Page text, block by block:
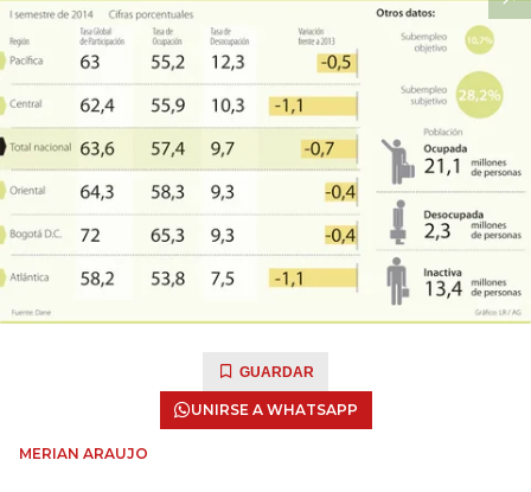
GUARDAR
UNIRSE A WHATSAPP
MERIAN ARAUJO